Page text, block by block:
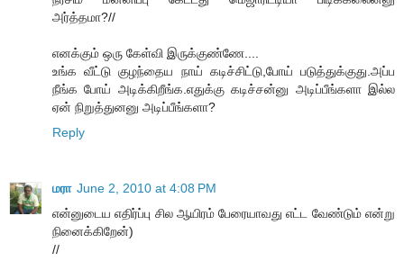
அர்த்தமா?//
எனக்கும் ஒரு கேள்வி இருக்குண்ணே....
உங்க வீட்டு குழந்தைய நாய் கடிச்சிட்டு,போய் படுத்துக்குது.அப்ப
நீங்க போய் அடிக்கிறீங்க.எதுக்கு கடிச்சன்னு அடிப்பீங்களா இல்ல
ஏன் நிறுத்துனனு அடிப்பீங்களா?
Reply
மரா June 2, 2010 at 4:08 PM
என்னுடைய எதிர்ப்பு சில ஆயிரம் பேரையாவது எட்ட வேண்டும் என்று
நினைக்கிறேன்)
//